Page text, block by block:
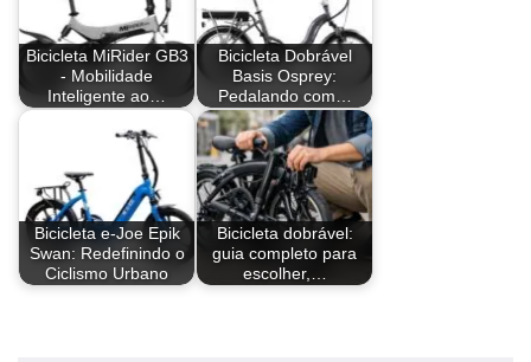
o
o
k
p
p
m s
Bicicleta MiRider GB3
- Mobilidade
Inteligente ao…
Bicicleta Dobrável
Basis Osprey:
Pedalando com…
Bicicleta e-Joe Epik
Swan: Redefinindo o
Ciclismo Urbano
Bicicleta dobrável:
guia completo para
escolher,…